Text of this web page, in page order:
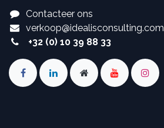
Contacteer ons
verkoop@idealisconsulting.com
+32 (0) 10 39 88 33